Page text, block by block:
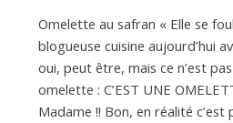
MOmelette au safran « Elle se
blogueuse cuisine aujourd’hui
oui, peut être, mais ce n’est
omelette : C’EST UNE
Madame !! Bon, en réalité c’est